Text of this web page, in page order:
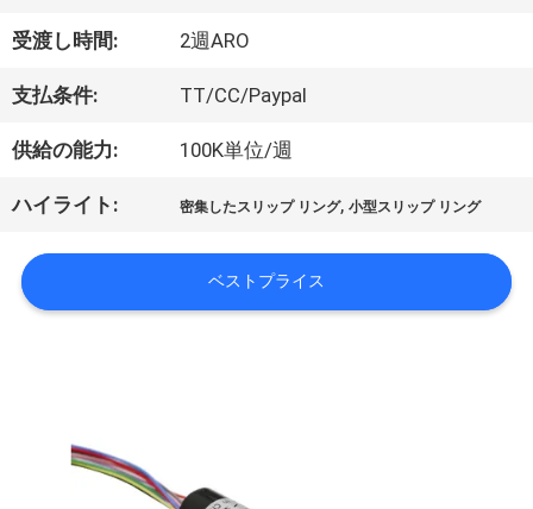
に
つ
い
工
受渡し時間: 2週ARO
支払条件: TT/CC/Paypal
供給の能力: 100K単位/週
ハイライト: 密集したスリップ リング,小型スリップ リング
ベストプライス